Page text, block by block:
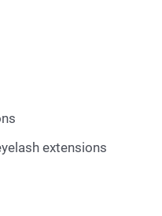
extensions